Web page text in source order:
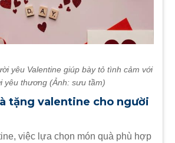
yêu Valentine giúp bày tỏ tình cảm với
yêu thương (Ảnh: sưu tầm)
tặng valentine cho người
việc lựa chọn món quà phù hợp